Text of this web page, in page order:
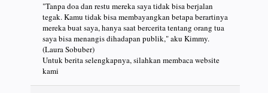
"Tanpa doa dan restu mereka saya tidak bisa berjalan
tegak. Kamu tidak bisa membayangkan betapa berartinya
mereka buat saya, hanya saat bercerita tentang orang tua
saya bisa menangis dihadapan publik," aku Kimmy.
(Laura Sobuber)
Untuk berita selengkapnya, silahkan membaca website
kami